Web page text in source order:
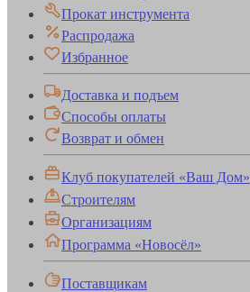
Прокат инструмента
Распродажа
Избранное
Доставка и подъем
Способы оплаты
Возврат и обмен
Клуб покупателей «Ваш Дом»
Строителям
Организациям
Программа «Новосёл»
Поставщикам